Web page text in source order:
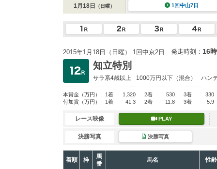
1月18日 （日曜） 1回中山7日
2015年1月18日（日曜） 1回中京2日 発走時刻： 16
知立特別
サラ系4歳以上 1000万円以下 （混合） ハン
本賞金 （万円） 1着 1,320 2着 530 3着
330
付加賞 （万円） 1着 41.3 2着 11.8 3着 5.9
レース映像 PLAY
決勝写真 決勝写真
着順 枠
馬
番
馬名 性齢